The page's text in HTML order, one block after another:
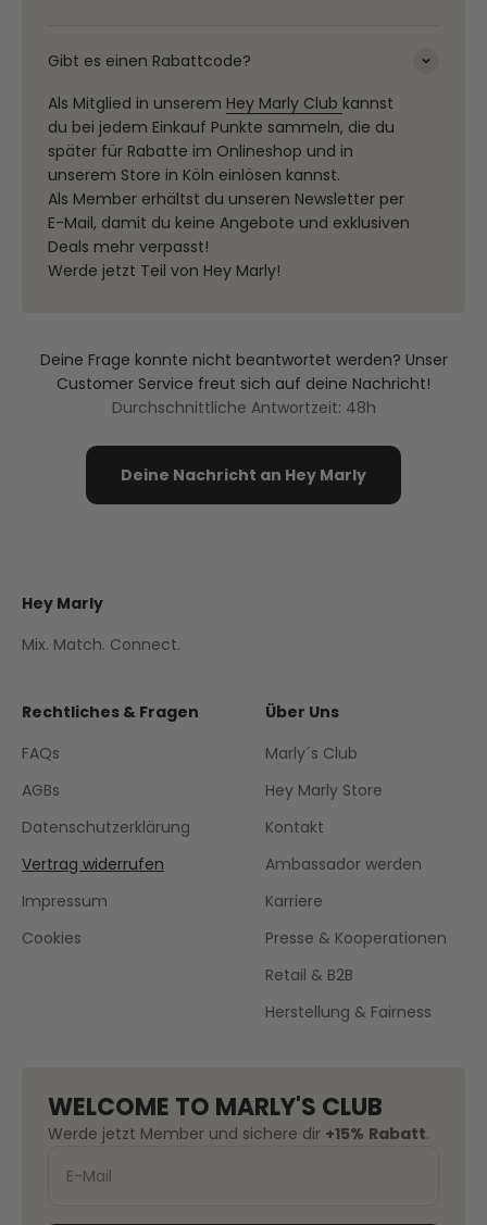
Gibt es einen Rabattcode?
Als Mitglied in unserem Hey Marly Club kannst
du bei jedem Einkauf Punkte sammeln, die du
später für Rabatte im Onlineshop und in
unserem Store in Köln einlösen kannst.
Als Member erhältst du unseren Newsletter per
E-Mail, damit du keine Angebote und exklusiven
Deals mehr verpasst!
Werde jetzt Teil von Hey Marly!
Deine Frage konnte nicht beantwortet werden? Unser
Customer Service freut sich auf deine Nachricht!
Durchschnittliche Antwortzeit: 48h
Deine Nachricht an Hey Marly
Hey Marly
Mix. Match. Connect.
Rechtliches & Fragen
FAQs
AGBs
Datenschutzerklärung
Vertrag widerrufen
Impressum
Cookies
Über Uns
Marly´s Club
Hey Marly Store
Kontakt
Ambassador werden
Karriere
Presse & Kooperationen
Retail & B2B
Herstellung & Fairness
WELCOME TO MARLY'S CLUB
Werde jetzt Member und sichere dir +15% Rabatt.